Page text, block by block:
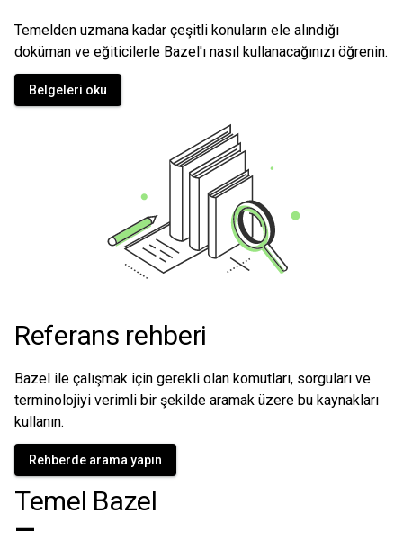
Temelden uzmana kadar çeşitli konuların ele alındığı
doküman ve eğiticilerle Bazel'ı nasıl kullanacağınızı öğrenin.
Belgeleri oku
Referans rehberi
Bazel ile çalışmak için gerekli olan komutları, sorguları ve
terminolojiyi verimli bir şekilde aramak üzere bu kaynakları
kullanın.
Rehberde arama yapın
Temel Bazel
—